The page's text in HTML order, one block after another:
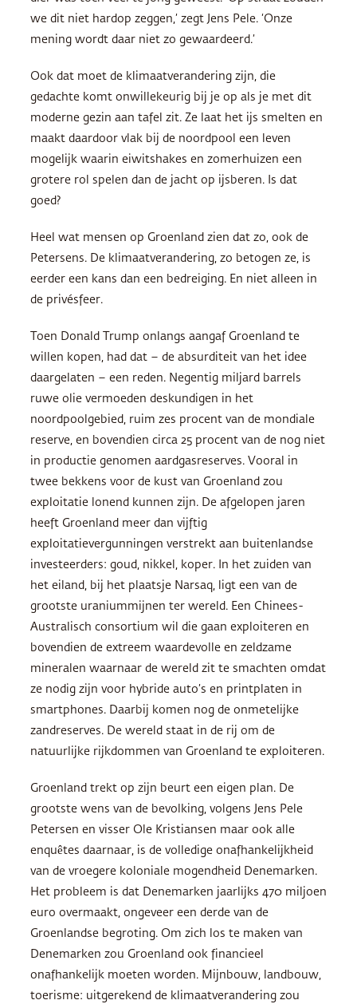
we dit niet hardop zeggen,’ zegt Jens Pele. ‘Onze
mening wordt daar niet zo gewaardeerd.’
Ook dat moet de klimaatverandering zijn, die
gedachte komt onwillekeurig bij je op als je met dit
moderne gezin aan tafel zit. Ze laat het ijs smelten en
maakt daardoor vlak bij de noordpool een leven
mogelijk waarin eiwitshakes en zomerhuizen een
grotere rol spelen dan de jacht op ijsberen. Is dat
goed?
Heel wat mensen op Groenland zien dat zo, ook de
Petersens. De klimaatverandering, zo betogen ze, is
eerder een kans dan een bedreiging. En niet alleen in
de privésfeer.
Toen Donald Trump onlangs aangaf Groenland te
willen kopen, had dat – de absurditeit van het idee
daargelaten – een reden. Negentig miljard barrels
ruwe olie vermoeden deskundigen in het
noordpoolgebied, ruim zes procent van de mondiale
reserve, en bovendien circa 25 procent van de nog niet
in productie genomen aardgasreserves. Vooral in
twee bekkens voor de kust van Groenland zou
exploitatie lonend kunnen zijn. De afgelopen jaren
heeft Groenland meer dan vijftig
exploitatievergunningen verstrekt aan buitenlandse
investeerders: goud, nikkel, koper. In het zuiden van
het eiland, bij het plaatsje Narsaq, ligt een van de
grootste uraniummijnen ter wereld. Een Chinees-
Australisch consortium wil die gaan exploiteren en
bovendien de extreem waardevolle en zeldzame
mineralen waarnaar de wereld zit te smachten omdat
ze nodig zijn voor hybride auto’s en printplaten in
smartphones. Daarbij komen nog de onmetelijke
zandreserves. De wereld staat in de rij om de
natuurlijke rijkdommen van Groenland te exploiteren.
Groenland trekt op zijn beurt een eigen plan. De
grootste wens van de bevolking, volgens Jens Pele
Petersen en visser Ole Kristiansen maar ook alle
enquêtes daarnaar, is de volledige onafhankelijkheid
van de vroegere koloniale mogendheid Denemarken.
Het probleem is dat Denemarken jaarlijks 470 miljoen
euro overmaakt, ongeveer een derde van de
Groenlandse begroting. Om zich los te maken van
Denemarken zou Groenland ook financieel
onafhankelijk moeten worden. Mijnbouw, landbouw,
toerisme: uitgerekend de klimaatverandering zou